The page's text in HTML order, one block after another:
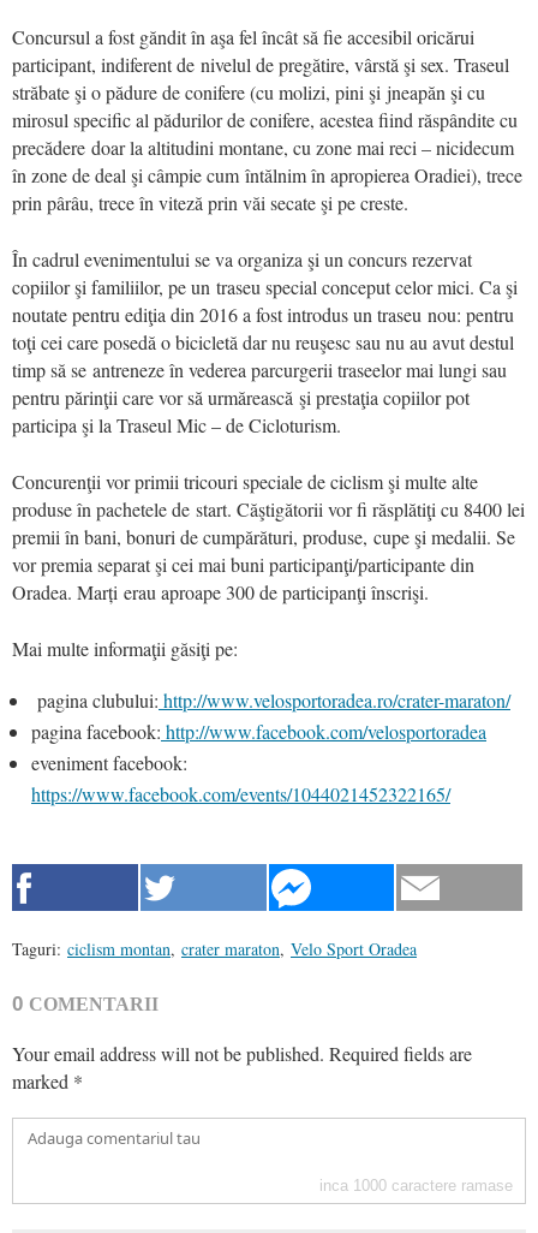
Concursul a fost găndit în aşa fel încât să fie accesibil oricărui
participant, indiferent de nivelul de pregătire, vârstă şi sex. Traseul
străbate şi o pădure de conifere (cu molizi, pini şi jneapăn şi cu
mirosul specific al pădurilor de conifere, acestea fiind răspândite cu
precădere doar la altitudini montane, cu zone mai reci – nicidecum
în zone de deal şi câmpie cum întălnim în apropierea Oradiei), trece
prin pârâu, trece în viteză prin văi secate şi pe creste.
În cadrul evenimentului se va organiza şi un concurs rezervat
copiilor şi familiilor, pe un traseu special conceput celor mici. Ca şi
noutate pentru ediţia din 2016 a fost introdus un traseu nou: pentru
toţi cei care posedă o bicicletă dar nu reuşesc sau nu au avut destul
timp să se antreneze în vederea parcurgerii traseelor mai lungi sau
pentru părinţii care vor să urmărească şi prestaţia copiilor pot
participa şi la Traseul Mic – de Cicloturism.
Concurenţii vor primii tricouri speciale de ciclism şi multe alte
produse în pachetele de start. Căştigătorii vor fi răsplătiţi cu 8400 lei
premii în bani, bonuri de cumpărături, produse, cupe şi medalii. Se
vor premia separat şi cei mai buni participanţi/participante din
Oradea. Marți erau aproape 300 de participanţi înscrişi.
Mai multe informaţii găsiţi pe:
pagina clubului: http://www.velosportoradea.ro/crater-maraton/
pagina facebook: http://www.facebook.com/velosportoradea
eveniment facebook:
https://www.facebook.com/events/1044021452322165/
Taguri: ciclism montan, crater maraton, Velo Sport Oradea
0 COMENTARII
Your email address will not be published. Required fields are
marked *
inca 1000 caractere ramase